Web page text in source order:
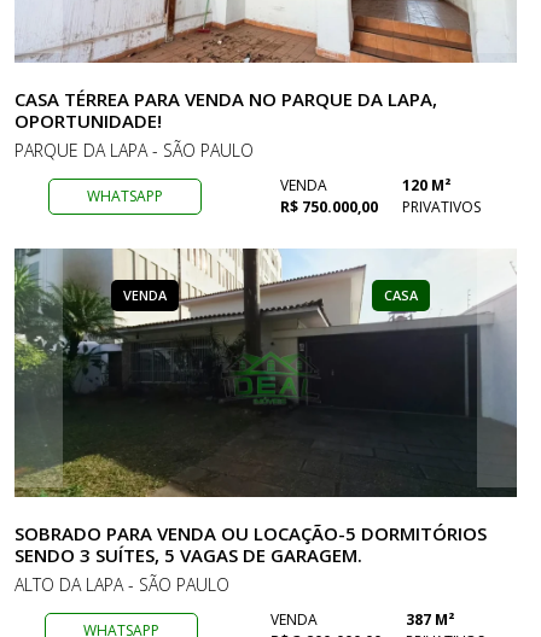
CASA TÉRREA PARA VENDA NO PARQUE DA LAPA,
OPORTUNIDADE!
PARQUE DA LAPA - SÃO PAULO
WHATSAPP
VENDA
R$ 750.000,00
120 M²
PRIVATIVOS
VENDA CASA
SOBRADO PARA VENDA OU LOCAÇÃO-5 DORMITÓRIOS
SENDO 3 SUÍTES, 5 VAGAS DE GARAGEM.
ALTO DA LAPA - SÃO PAULO
WHATSAPP
VENDA
387 M²